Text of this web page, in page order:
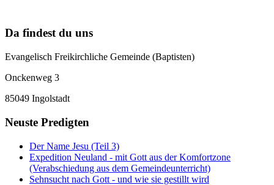
Da findest du uns
Evangelisch Freikirchliche Gemeinde (Baptisten)
Onckenweg 3
85049 Ingolstadt
Neuste Predigten
Der Name Jesu (Teil 3)
Expedition Neuland - mit Gott aus der Komfortzone
(Verabschiedung aus dem Gemeindeunterricht)
Sehnsucht nach Gott - und wie sie gestillt wird